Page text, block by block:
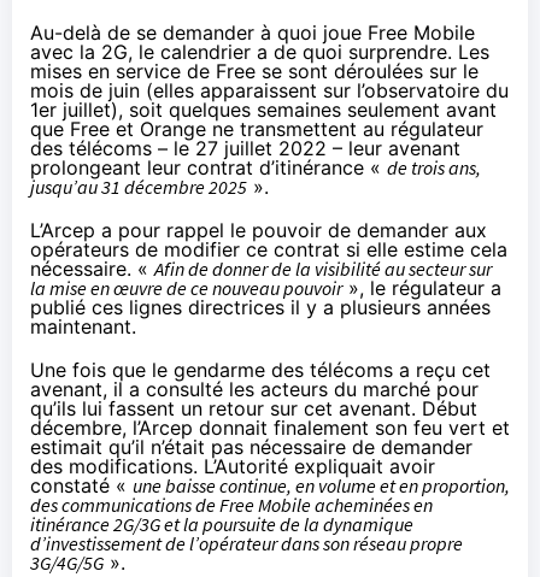
Au-delà de se demander à quoi joue Free Mobile
avec la 2G, le calendrier a de quoi surprendre. Les
mises en service de Free se sont déroulées sur le
mois de juin (elles apparaissent sur l’observatoire du
1er juillet), soit quelques semaines seulement avant
que Free et Orange ne transmettent au régulateur
des télécoms – le 27 juillet 2022 – leur avenant
prolongeant leur contrat d’itinérance « de trois ans,
jusqu’au 31 décembre 2025 ».
L’Arcep a pour rappel le pouvoir de demander aux
opérateurs de modifier ce contrat si elle estime cela
nécessaire. «Afin de donner de la visibilité au secteur sur
la mise en œuvre de ce nouveau pouvoir», le régulateur a
publié ces lignes directrices il y a plusieurs années
maintenant.
Une fois que le gendarme des télécoms a reçu cet
avenant, il a consulté les acteurs du marché pour
qu’ils lui fassent un retour sur cet avenant. Début
décembre, l’Arcep donnait finalement son feu vert et
estimait qu’il n’était pas nécessaire de demander
des modifications. L’Autorité expliquait avoir
constaté « une baisse continue, en volume et en proportion,
des communications de Free Mobile acheminées en
itinérance 2G/3G et la poursuite de la dynamique
d’investissement de l’opérateur dans son réseau propre
3G/4G/5G ».